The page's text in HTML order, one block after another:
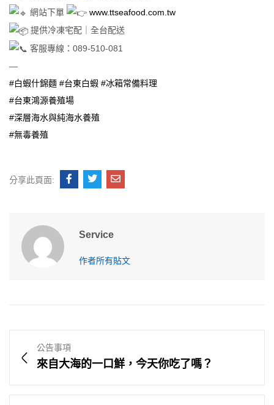
網站下單
www.ttseafood.com.tw
提供冷凍宅配｜全台配送
客服專線：089-510-081
—
#白蝦什錦麵 #台東白蝦 #冰箱常備料理
#台東鴻源養殖場
#深層海水與純海水養殖
#無毒養殖
分享此頁面:
Service
作者所有貼文
公告事項
來自大海的一口鮮，今天你吃了嗎？